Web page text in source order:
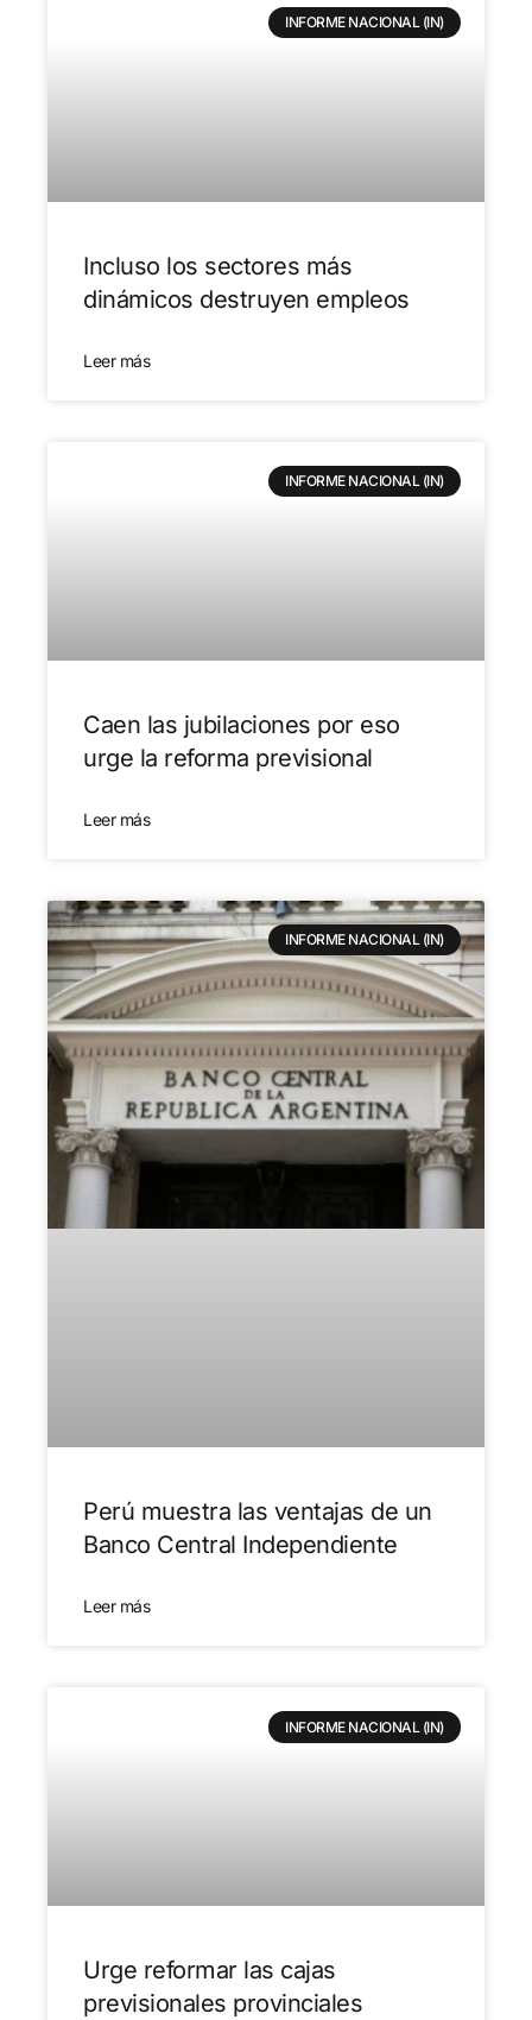
INFORME NACIONAL (IN)
Incluso los sectores más
dinámicos destruyen empleos
Leer más
INFORME NACIONAL (IN)
Caen las jubilaciones por eso
urge la reforma previsional
Leer más
INFORME NACIONAL (IN)
Perú muestra las ventajas de un
Banco Central Independiente
Leer más
INFORME NACIONAL (IN)
Urge reformar las cajas
previsionales provinciales